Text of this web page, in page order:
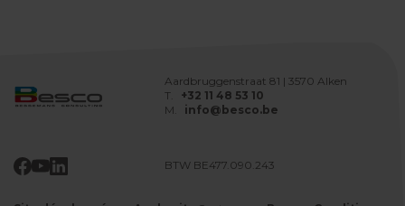
Aardbruggenstraat 81 | 3570 Alken
T.
+32 11 48 53 10
M.
info@besco.be
BTW BE477.090.243